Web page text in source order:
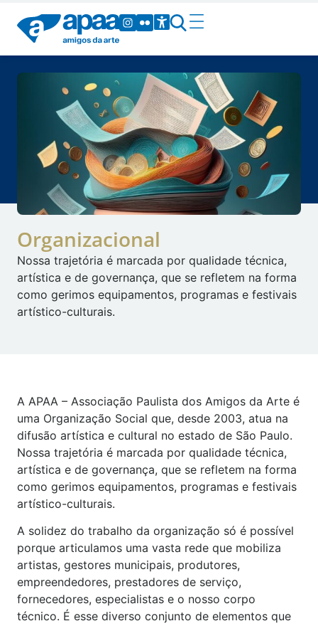
Organizacional
Nossa trajetória é marcada por qualidade técnica,
artística e de governança, que se refletem na forma
como gerimos equipamentos, programas e festivais
artístico-culturais.
A APAA – Associação Paulista dos Amigos da Arte é
uma Organização Social que, desde 2003, atua na
difusão artística e cultural no estado de São Paulo.
Nossa trajetória é marcada por qualidade técnica,
artística e de governança, que se refletem na forma
como gerimos equipamentos, programas e festivais
artístico-culturais.
A solidez do trabalho da organização só é possível
porque articulamos uma vasta rede que mobiliza
artistas, gestores municipais, produtores,
empreendedores, prestadores de serviço,
fornecedores, especialistas e o nosso corpo
técnico. É esse diverso conjunto de elementos que